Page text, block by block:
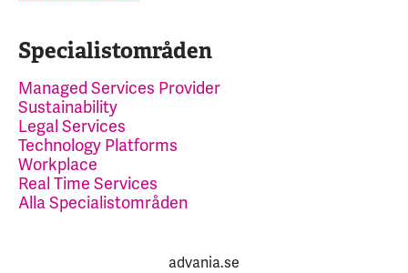
Specialistområden
Managed Services Provider
Sustainability
Legal Services
Technology Platforms
Workplace
Real Time Services
Alla Specialistområden
advania.se